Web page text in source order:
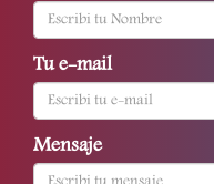
Tu e-mail
Mensaje